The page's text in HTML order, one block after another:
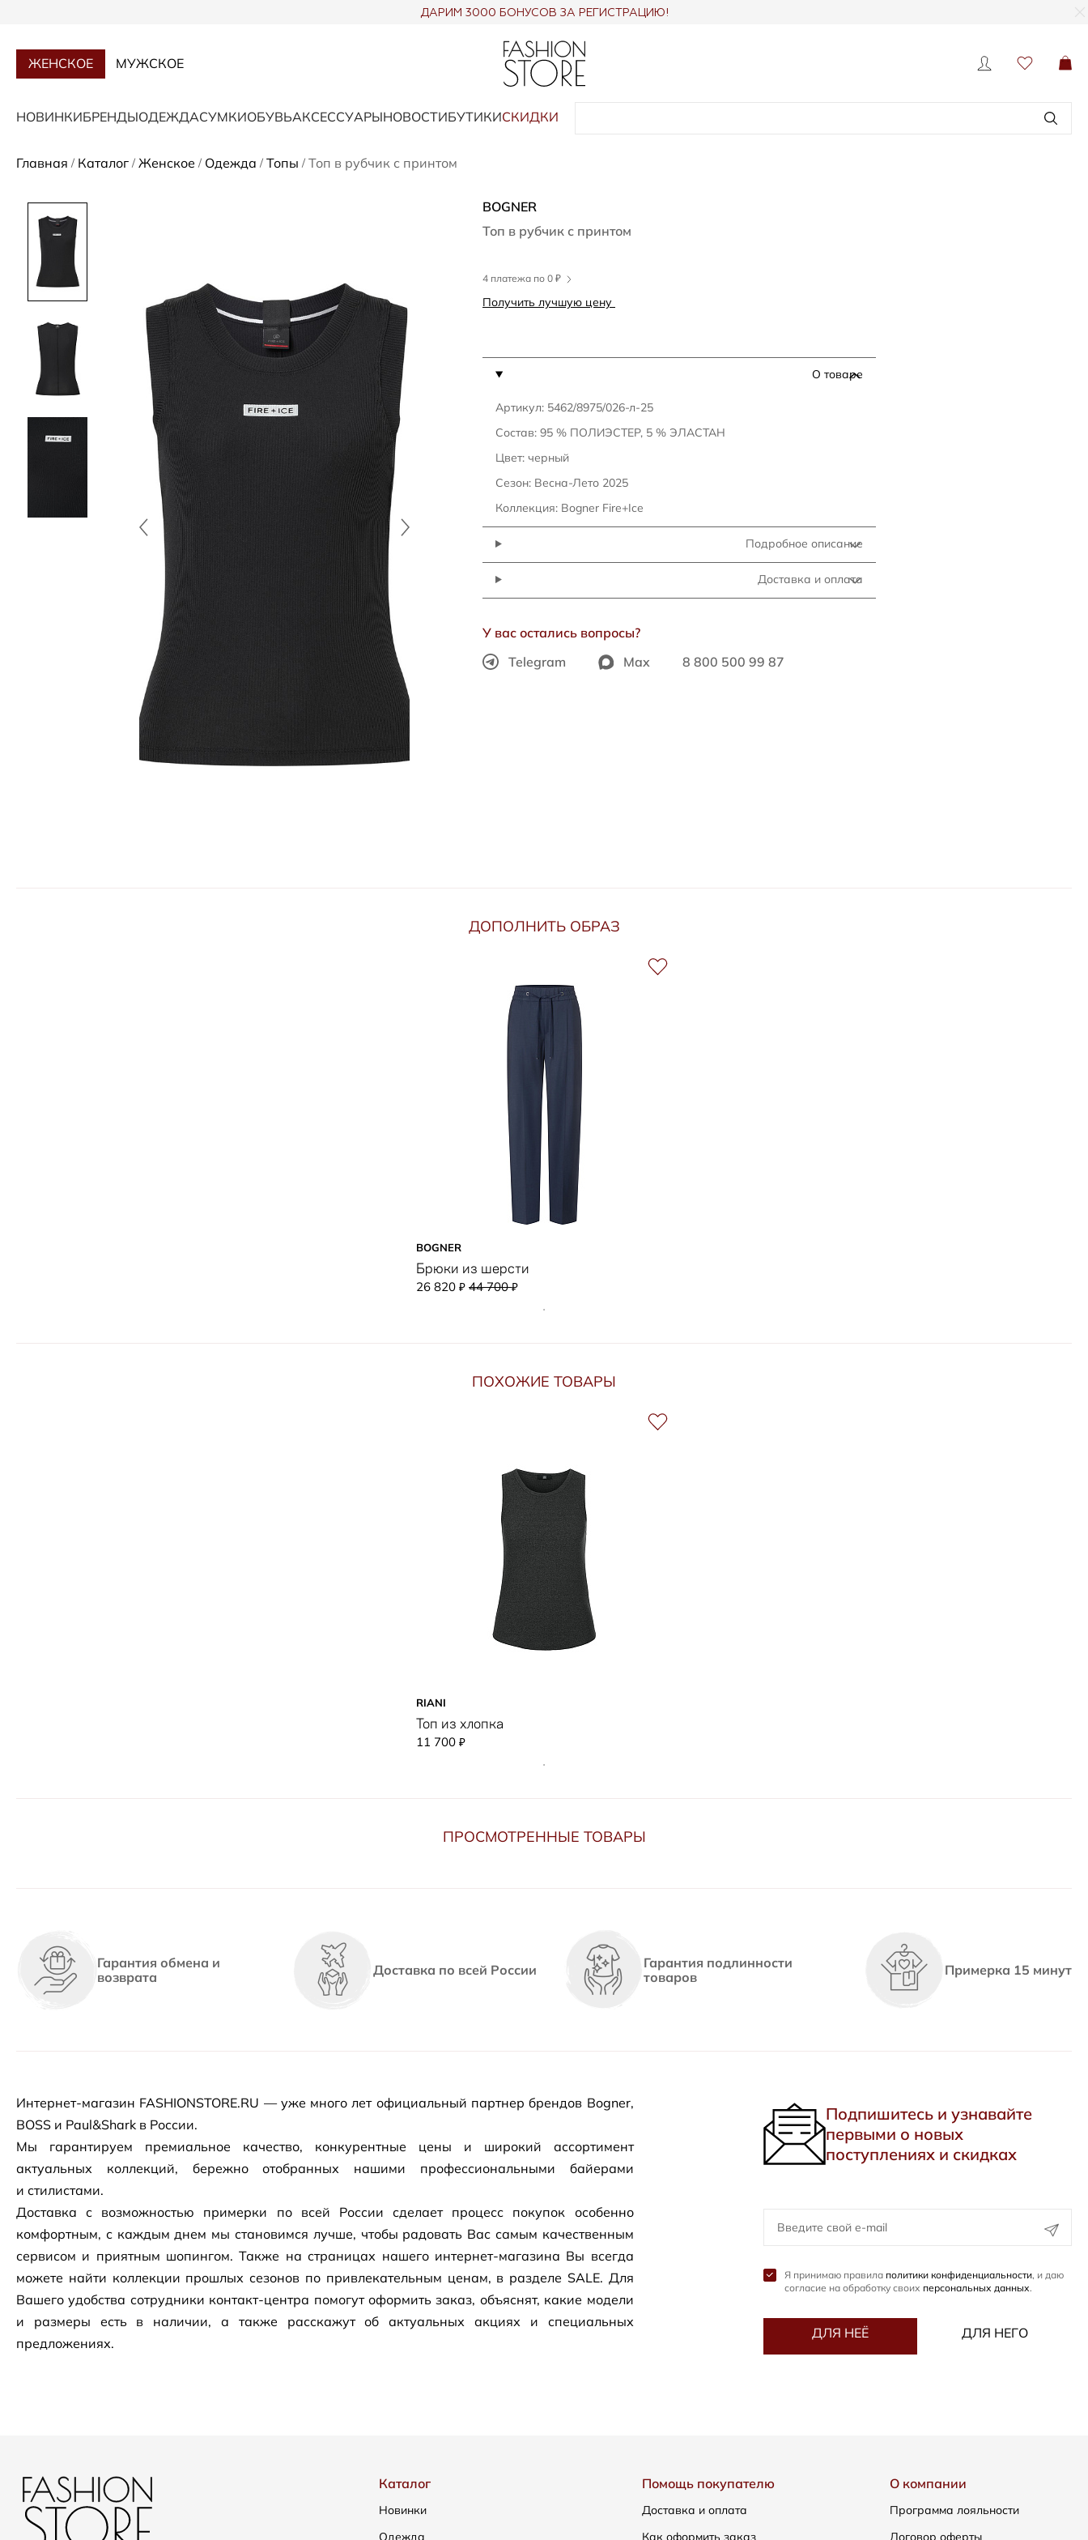
ДАРИМ 3000 БОНУСОВ ЗА РЕГИСТРАЦИЮ!
ЖЕНСКОЕ МУЖСКОЕ
НОВИНКИБРЕНДЫОДЕЖДАСУМКИОБУВЬАКСЕССУАРЫНОВОСТИБУТИКИСКИДКИ
Главная / Каталог / Женское / Одежда / Топы / Топ в рубчик с принтом
BOGNER
Топ в рубчик с принтом
4 платежа по 0 ₽
Получить лучшую цену
О товаре
Артикул: 5462/8975/026-л-25
Состав: 95 % ПОЛИЭСТЕР, 5 % ЭЛАСТАН
Цвет: черный
Сезон: Весна-Лето 2025
Коллекция: Bogner Fire+Ice
Подробное описание
Доставка и оплата
У вас остались вопросы?
Telegram
Max 8 800 500 99 87
ДОПОЛНИТЬ ОБРАЗ
BOGNER
Брюки из шерсти
26 820 ₽ 44 700₽
ПОХОЖИЕ ТОВАРЫ
RIANI
Топ из хлопка
11 700 ₽
ПРОСМОТРЕННЫЕ ТОВАРЫ
Гарантия обмена и
возврата
Доставка по всей России
Гарантия подлинности
товаров
Примерка 15 минут
Интернет-магазин FASHIONSTORE.RU — уже много лет официальный партнер брендов Bogner,
BOSS и Paul&Shark в России.
Мы гарантируем премиальное качество, конкурентные цены и широкий ассортимент
актуальных коллекций, бережно отобранных нашими профессиональными байерами
и стилистами.
Доставка с возможностью примерки по всей России сделает процесс покупок особенно
комфортным, с каждым днем мы становимся лучше, чтобы радовать Вас самым качественным
сервисом и приятным шопингом. Также на страницах нашего интернет-магазина Вы всегда
можете найти коллекции прошлых сезонов по привлекательным ценам, в разделе SALE. Для
Вашего удобства сотрудники контакт-центра помогут оформить заказ, объяснят, какие модели
и размеры есть в наличии, а также расскажут об актуальных акциях и специальных
предложениях.
Подпишитесь и узнавайте
первыми о новых
поступлениях и скидках
Я принимаю правила политики конфиденциальности, и даю
согласие на обработку своих персональных данных.
ДЛЯ НЕЁ ДЛЯ НЕГО
Каталог
Новинки
Одежда
Помощь покупателю
Доставка и оплата
Как оформить заказ
О компании
Программа лояльности
Договор оферты